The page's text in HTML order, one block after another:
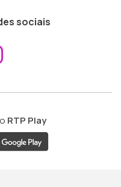
sociais
ao
RTP Play